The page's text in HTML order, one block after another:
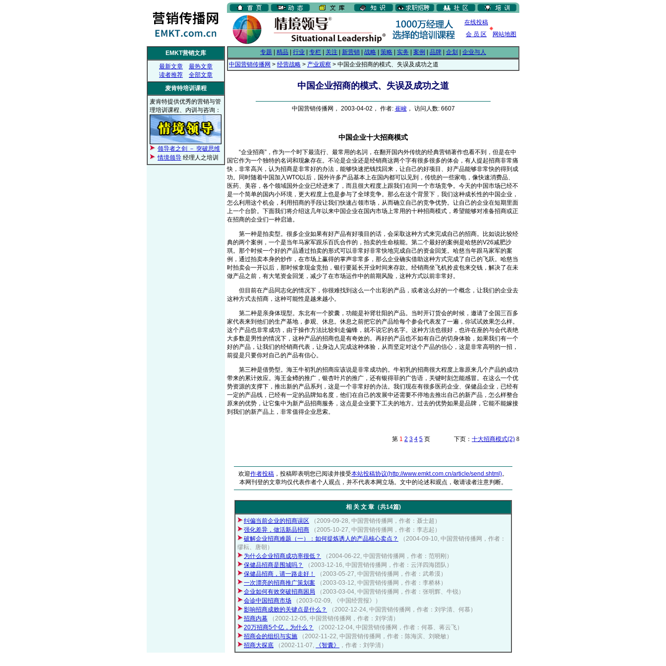
在线投稿
会 员 区
网站地图
EMKT营销文库
最新文章
最热文章
读者推荐
全部文章
麦肯特培训课程
麦肯特提供优秀的营销与管
理培训课程、内训与咨询：
领导者之剑 － 突破思维
情境领导 经理人之培训
专题 精品 行业 专栏 关注 新营销 战略 策略 实务 案例 品牌 企划
企业与人
中国营销传播网 > 经营战略 > 产业观察 > 中国企业招商的模式、失误及成功之道
中国企业招商的模式、失误及成功之道
中国营销传播网， 2003-04-02， 作者: 崔峻 ， 访问人数: 6607
中国企业十大招商模式
“企业招商”，作为一个时下最流行、最常用的名詞，在翻开国内外传统的经典营销著作也看不到，但是在中
国它作为一个独特的名词和现象存在。不论是企业还是经销商这两个字有很多很多的体会，有人提起招商非常痛
快，非常高兴，认为招商是非常好的办法，能够快速把钱找回来，让自己的好项目、好产品能够非常快的得到成
功。同时随着中国加入WTO以后，国外许多产品基本上在国内都可以见到，传统的一些家电，像快速消费品、
医药、美容，各个领域国外企业已经进来了，而且很大程度上跟我们在同一个市场竞争。今天的中国市场已经不
是一个简单的国内小环境，更大程度上也是参与了全球竞争。那么在这个背景下，我们这种成长性的中国企业，
怎么利用这个机会，利用招商的手段让我们快速占领市场，从而确立自己的竞争优势。让自己的企业在短期里面
上一个台阶。下面我们将介绍这几年以来中国企业在国内市场上常用的十种招商模式，希望能够对准备招商或正
在招商的企业们一种启迪。
第一种是拍卖型。很多企业如果有好产品有好项目的话，会采取这种方式来完成自己的招商。比如说比较经
典的两个案例，一个是当年马家军跟乐百氏合作的，拍卖的生命核能。第二个最好的案例是哈慈的V26减肥沙
琪。那个时候一个好的产品通过拍卖的形式可以非常好非常快地完成自己的资金回笼。哈慈当年跟马家军的案
例，通过拍卖本身的炒作，在市场上赢得的掌声非常多，那么企业确实借助这种方式完成了自己的飞跃。哈慈当
时拍卖会一开以后，那时候拿现金竞拍，银行要延长开业时间来存款。经销商坐飞机拎皮包来交钱，解决了在未
做产品之前，有大笔资金回笼，减少了在市场运作中的前期风险，这种方式以前非常好。
但目前在产品同志化的情况下，你很难找到这么一个出彩的产品，或者这么好的一个概念，让我们的企业去
这种方式去招商，这种可能性是越来越小。
第二种是亲身体现型。东北有一个胶囊，功能是补肾壮阳的产品。当时开订货会的时候，邀请了全国三百多
家代表来到他们的生产基地，参观、休息。休息之前把它的产品给每个参会代表发了一遍，你试试效果怎么样。
这个产品也非常成功，由于操作方法比较剑走偏锋，就不说它的名字。这种方法也很好，也许在座的与会代表绝
大多数是男性的情况下，这种产品的招商也是有奇效的。再好的产品也不如有自己的切身体验，如果我们有一个
好的产品，让我们的经销商代表，让身边人完成这种体验，从而坚定对这个产品的信心，这是非常高明的一招，
前提是只要你对自己的产品有信心。
第三种是借势型。海王牛初乳的招商应该说是非常成功的。牛初乳的招商很大程度上靠原来几个产品的成功
带来的累计效应。海王金鳟的推广，银杏叶片的推广，还有银得菲的广告语，关键时刻怎能感冒。在这么一个优
势资源的支撑下，推出新的产品系列，这是一个非常好的办法。我们现在有很多医药企业、保健品企业，已经有
一定的产品线，已经有一定的品牌知名度，他们在自己的发展中还需要不停地去推出自己的新产品，怎么样整合
原来的优势，让它集中为新产品招商服务，这点是企业要下工夫的地方。过去的优势如果是品牌，它能不能嫁接
到我们的新产品上，非常值得企业思索。
第 1 2 3 4 5 页 下页： 十大招商模式(2) 8
欢迎作者投稿 ，投稿即表明您已阅读并接受本站投稿协议(http://www.emkt.com.cn/article/send.shtml)。
本网刊登的文章均仅代表作者个人观点，并不代表本网立场。文中的论述和观点，敬请读者注意判断。
相 关 文 章（共14篇)
纠偏当前企业的招商误区
（2009-09-28, 中国营销传播网，作者：聂士超）
强化差异，做活新品招商
（2005-10-27, 中国营销传播网，作者：李志起）
破解企业招商难题（一）：如何提炼诱人的产品核心卖点？
（2004-09-10, 中国营销传播网，作者：
缪耘、唐朝）
为什么企业招商成功率很低？
（2004-06-22, 中国营销传播网，作者：范明刚）
保健品招商是围城吗？
（2003-12-16, 中国营销传播网，作者：云洋四海团队）
保健品招商，请一路走好！
（2003-05-27, 中国营销传播网，作者：武希漠）
一次漂亮的招商推广策划案
（2003-03-12, 中国营销传播网，作者：李桥林）
企业如何有效突破招商困局
（2003-03-04, 中国营销传播网，作者：张明辉、牛锐）
会诊中国招商市场
（2003-02-09, 《中国经营报》）
影响招商成败的关键点是什么？
（2002-12-24, 中国营销传播网，作者：刘学清、何慕）
招商内幕
（2002-12-05, 中国营销传播网，作者：刘学清）
20万招商5个亿，为什么？
（2002-12-04, 中国营销传播网，作者：何慕、蒋云飞）
招商会的组织与实施
（2002-11-22, 中国营销传播网，作者：陈海滨、刘晓敏）
招商大探底
（2002-11-07, 《智囊》 ，作者：刘学清）